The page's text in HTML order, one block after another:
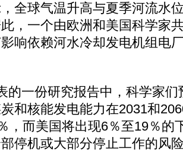
球气温升高与夏季河流水
，一个由欧洲和美国科学家
响依赖河水冷却发电机组电
一份研究报告中，科学家们
和核能发电能力在2031和
，而美国将出现6％至19％的
停机或大部分停止工作的风